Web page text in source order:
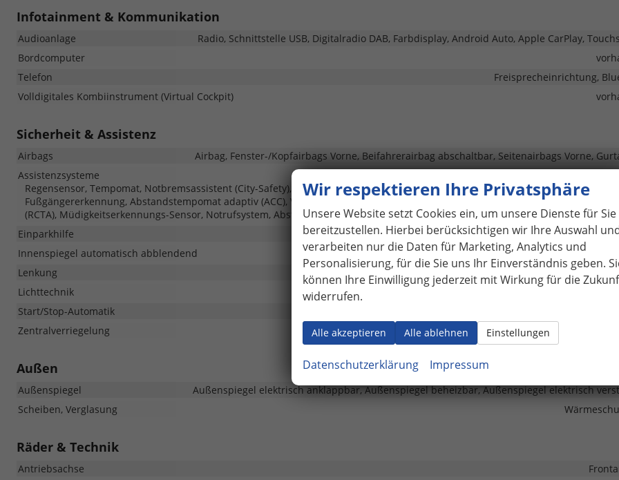
Infotainment & Kommunikation
Audioanlage
Radio, Schnittstelle USB, Digitalradio DAB, Farbdisplay, Android Auto, Apple CarPlay,
Bordcomputer
Telefon
Freisprecheinrichtung,
Volldigitales Kombiinstrument (Virtual Cockpit)
Sicherheit & Assistenz
Airbags
Airbag, Fenster-/Kopfairbags Vorne, Beifahrerairbag abschaltbar, Seitenairbags Vorne,
Assistenzsysteme
Regensensor, Tempomat, Notbremsassistent (City-Safety), Berganfahrassistent, Spurhalteassistent, Spurwechselassistent,
Fußgängererkennung, Abstandstempomat adaptiv (ACC), Verkehrzeichenerkennung, Toter-Winkel-Assistent,
(RCTA), Müdigkeitserkennungs-Sensor, Notrufsystem, Abstandswarner, Geschwindigkeitsbegrenzer
Einparkhilfe
Park Distance Control vorne, Park Distance Control
Innenspiegel automatisch abblendend
Lenkung
Lichttechnik
Lichtsensor, Nebelscheinwerfer, LED-Rückleuchten, LED-
Start/Stop-Automatik
Zentralverriegelung
Zentralverriegelung, Zentralverriegelung mit
Außen
Außenspiegel
Außenspiegel elektrisch anklappbar, Außenspiegel beheizbar, Außenspiegel elektrisch
Scheiben, Verglasung
Räder & Technik
Antriebsachse
Wir respektieren Ihre Privatsphäre
Unsere Website setzt Cookies ein, um unsere Dienste für Sie
bereitzustellen. Hierbei berücksichtigen wir Ihre Auswahl
verarbeiten nur die Daten für Marketing, Analytics und
Personalisierung, für die Sie uns Ihr Einverständnis geben.
können Ihre Einwilligung jederzeit mit Wirkung für die
widerrufen.
Alle akzeptieren Alle ablehnen Einstellungen
Datenschutzerklärung Impressum